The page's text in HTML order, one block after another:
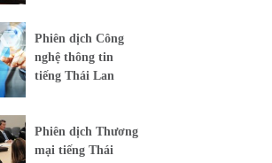
Phiên dịch Công
nghệ thông tin
tiếng Thái Lan
Phiên dịch Thương
mại tiếng Thái